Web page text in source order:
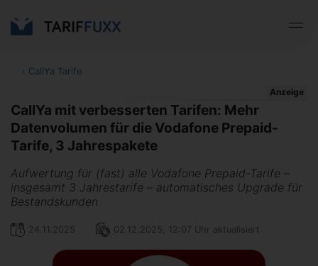
‹ CallYa Tarife
Anzeige
CallYa mit verbesserten Tarifen: Mehr
Datenvolumen für die Vodafone Prepaid-
Tarife, 3 Jahrespakete
Aufwertung für (fast) alle Vodafone Prepaid-Tarife –
insgesamt 3 Jahrestarife – automatisches Upgrade für
Bestandskunden
24.11.2025 02.12.2025, 12:07 Uhr aktualisiert